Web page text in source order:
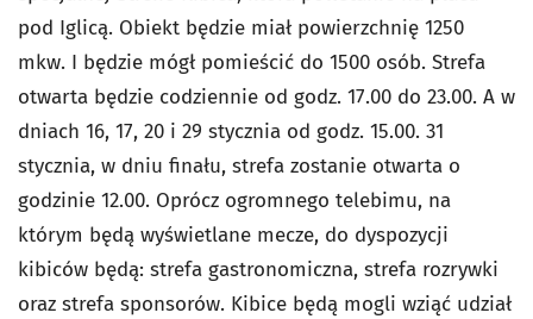
pod Iglicą. Obiekt będzie miał powierzchnię 1250
mkw. I będzie mógł pomieścić do 1500 osób. Strefa
otwarta będzie codziennie od godz. 17.00 do 23.00. A w
dniach 16, 17, 20 i 29 stycznia od godz. 15.00. 31
stycznia, w dniu finału, strefa zostanie otwarta o
godzinie 12.00. Oprócz ogromnego telebimu, na
którym będą wyświetlane mecze, do dyspozycji
kibiców będą: strefa gastronomiczna, strefa rozrywki
oraz strefa sponsorów. Kibice będą mogli wziąć udział